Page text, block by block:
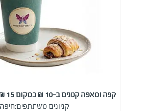
קפה ומאפה קטנים ב-10 ₪ במקום 15 ₪
קניונים משתתפים:חיפה